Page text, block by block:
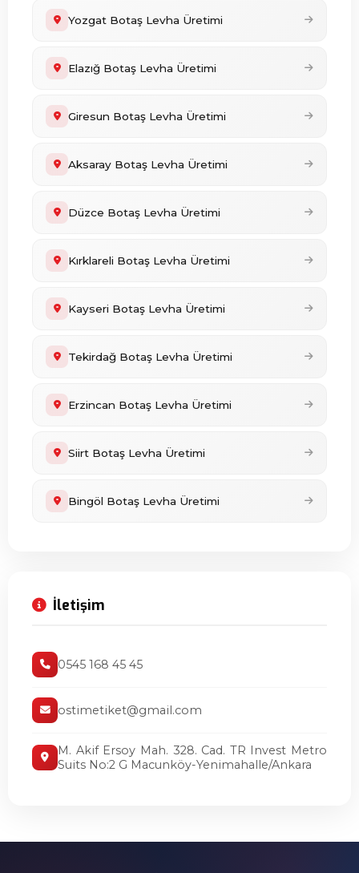
Yozgat Botaş Levha Üretimi
Elazığ Botaş Levha Üretimi
Giresun Botaş Levha Üretimi
Aksaray Botaş Levha Üretimi
Düzce Botaş Levha Üretimi
Kırklareli Botaş Levha Üretimi
Kayseri Botaş Levha Üretimi
Tekirdağ Botaş Levha Üretimi
Erzincan Botaş Levha Üretimi
Siirt Botaş Levha Üretimi
Bingöl Botaş Levha Üretimi
İletişim
0545 168 45 45
ostimetiket@gmail.com
M. Akif Ersoy Mah. 328. Cad. TR Invest Metro
Suits No:2 G Macunköy-Yenimahalle/Ankara